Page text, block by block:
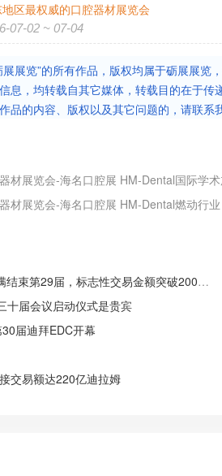
地区最权威的口腔器材展览会
07-02 ~ 07-04
展览”的所有作品，版权均属于砺展展览，
息，均转载自其它媒体，转载目的在于传
品的内容、版权以及其它问题的，请联系
AEEDC 迪拜2025年圆满结束第29届，标志性交易金额突破200亿迪拉姆
十届会议启动仪式是贵宾
30届迪拜EDC开幕
交易额达220亿迪拉姆